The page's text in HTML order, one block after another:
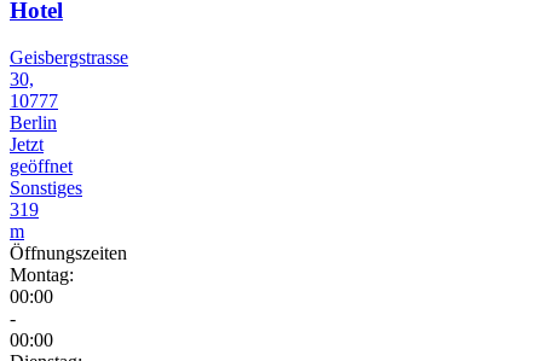
Hotel
Geisbergstrasse
30,
10777
Berlin
Jetzt
geöffnet
Sonstiges
319
m
Öffnungszeiten
Montag:
00:00
-
00:00